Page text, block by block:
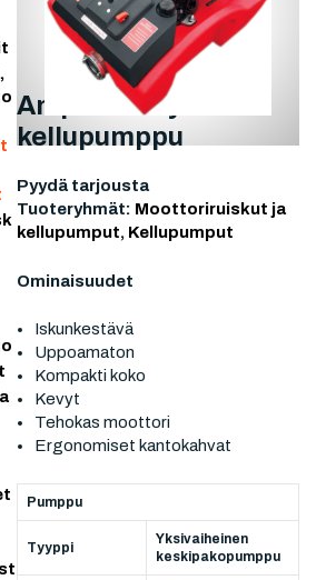
Amphibio Hydra 2
kellupumppu
Pyydä tarjousta
Tuoteryhmät: Moottoriruiskut ja
kellupumput, Kellupumput
Ominaisuudet
Iskunkestävä
Uppoamaton
Kompakti koko
Kevyt
Tehokas moottori
Ergonomiset kantokahvat
Pumppu
Tyyppi
Yksivaiheinen
keskipakopumppu